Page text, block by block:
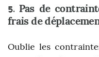
5. Pas de
frais de
Oublie les